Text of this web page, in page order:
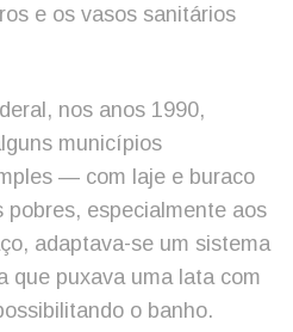
e os vasos sanitários
nos anos 1990,
municípios
— com laje e buraco
especialmente aos
adaptava-se um sistema
que puxava uma lata com
o banho.